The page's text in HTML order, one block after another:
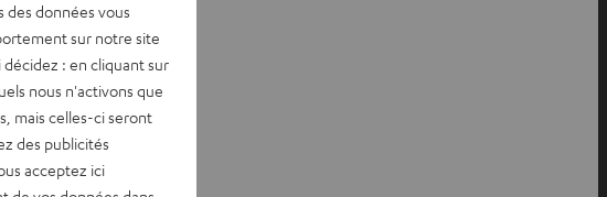
des données vous
sur notre site
: en cliquant sur
nous n'activons que
mais celles-ci seront
des publicités
acceptez ici